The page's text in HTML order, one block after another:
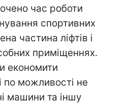
час роботи
спортивних
частина ліфтів і
приміщеннях.
економити
по можливості не
машини та іншу